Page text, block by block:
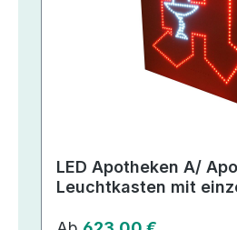
LED Apotheken A/
Leuchtkasten mit